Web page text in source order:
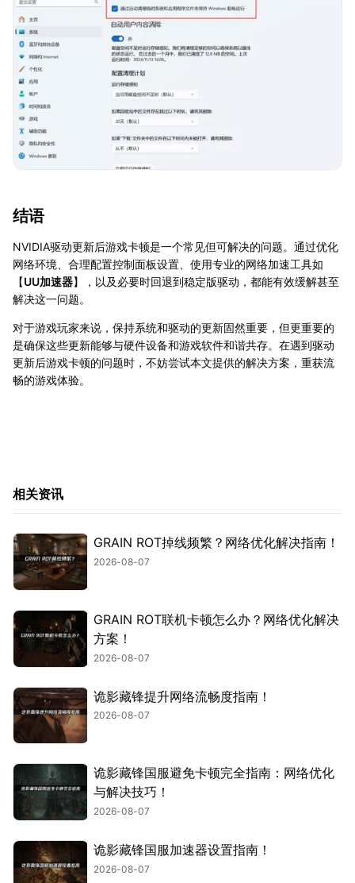
结语
NVIDIA驱动更新后游戏卡顿是一个常见但可解决的问题。通过优化
网络环境、合理配置控制面板设置、使用专业的网络加速工具如
【UU加速器】，以及必要时回退到稳定版驱动，都能有效缓解甚至
解决这一问题。
对于游戏玩家来说，保持系统和驱动的更新固然重要，但更重要的
是确保这些更新能够与硬件设备和游戏软件和谐共存。在遇到驱动
更新后游戏卡顿的问题时，不妨尝试本文提供的解决方案，重获流
畅的游戏体验。
相关资讯
GRAIN ROT掉线频繁？网络优化解决指南！
2026-08-07
GRAIN ROT联机卡顿怎么办？网络优化解决
方案！
2026-08-07
诡影藏锋提升网络流畅度指南！
2026-08-07
诡影藏锋国服避免卡顿完全指南：网络优化
与解决技巧！
2026-08-07
诡影藏锋国服加速器设置指南！
2026-08-07